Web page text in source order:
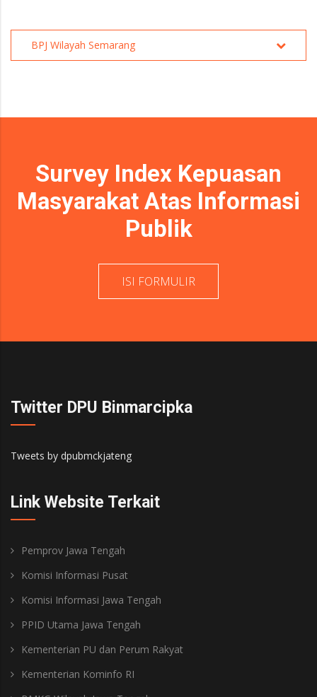
BPJ Wilayah Semarang
Survey Index Kepuasan
Masyarakat Atas Informasi
Publik
ISI FORMULIR
Twitter DPU Binmarcipka
Tweets by dpubmckjateng
Link Website Terkait
Pemprov Jawa Tengah
Komisi Informasi Pusat
Komisi Informasi Jawa Tengah
PPID Utama Jawa Tengah
Kementerian PU dan Perum Rakyat
Kementerian Kominfo RI